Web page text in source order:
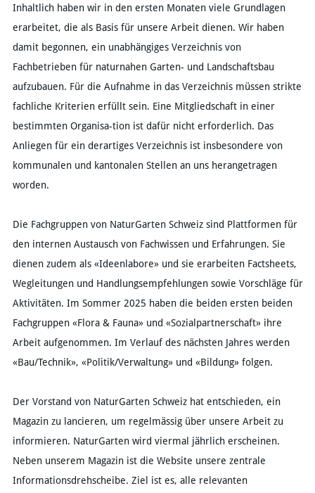
Inhaltlich haben wir in den ersten Monaten viele Grundlagen
erarbeitet, die als Basis für unsere Arbeit dienen. Wir haben
damit begonnen, ein unabhängiges Verzeichnis von
Fachbetrieben für naturnahen Garten- und Landschaftsbau
aufzubauen. Für die Aufnahme in das Verzeichnis müssen strikte
fachliche Kriterien erfüllt sein. Eine Mitgliedschaft in einer
bestimmten Organisa-tion ist dafür nicht erforderlich. Das
Anliegen für ein derartiges Verzeichnis ist insbesondere von
kommunalen und kantonalen Stellen an uns herangetragen
worden.
Die Fachgruppen von NaturGarten Schweiz sind Plattformen für
den internen Austausch von Fachwissen und Erfahrungen. Sie
dienen zudem als «Ideenlabore» und sie erarbeiten Factsheets,
Wegleitungen und Handlungsempfehlungen sowie Vorschläge für
Aktivitäten. Im Sommer 2025 haben die beiden ersten beiden
Fachgruppen «Flora & Fauna» und «Sozialpartnerschaft» ihre
Arbeit aufgenommen. Im Verlauf des nächsten Jahres werden
«Bau/Technik», «Politik/Verwaltung» und «Bildung» folgen.
Der Vorstand von NaturGarten Schweiz hat entschieden, ein
Magazin zu lancieren, um regelmässig über unsere Arbeit zu
informieren. NaturGarten wird viermal jährlich erscheinen.
Neben unserem Magazin ist die Website unsere zentrale
Informationsdrehscheibe. Ziel ist es, alle relevanten